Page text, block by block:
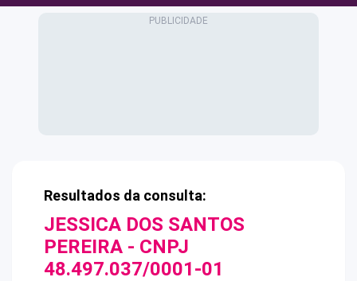
Resultados da consulta:
JESSICA DOS SANTOS
PEREIRA - CNPJ
48.497.037/0001-01